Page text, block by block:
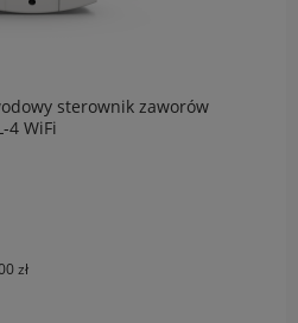
sterownik zaworów
4 WiFi
zł